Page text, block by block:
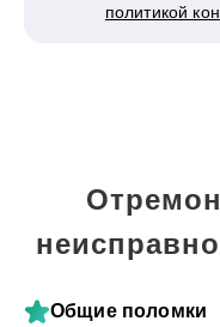
политикой
Общие поломки